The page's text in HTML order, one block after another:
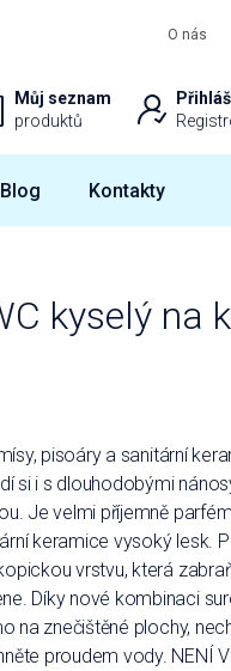
O nás
Můj seznam
produktů
Blog Kontakty
kyselý na
pisoáry a sanitární
si i s dlouhodobými
Je velmi příjemně
keramice vysoký lesk.
vrstvu, která
Díky nové kombinaci
na znečištěné plochy,
proudem vody. NENÍ